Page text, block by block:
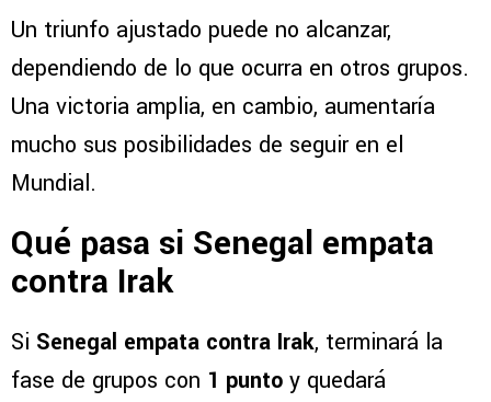
Un triunfo ajustado puede no alcanzar,
dependiendo de lo que ocurra en otros grupos.
Una victoria amplia, en cambio, aumentaría
mucho sus posibilidades de seguir en el
Mundial.
Qué pasa si Senegal empata
contra Irak
Si Senegal empata contra Irak, terminará la
fase de grupos con 1 punto y quedará